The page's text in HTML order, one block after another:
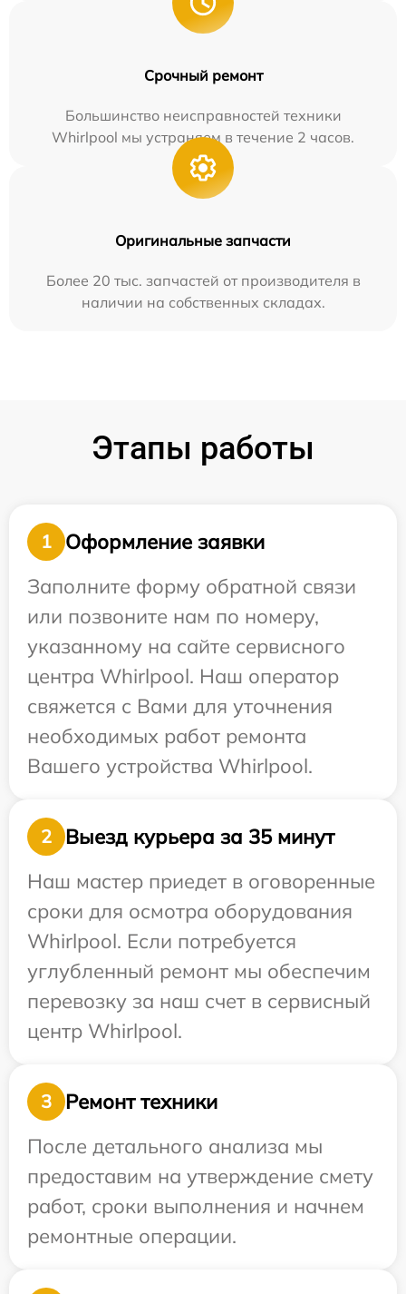
Срочный ремонт
Большинство неисправностей техники
Whirlpool мы устраняем в течение 2 часов.
Оригинальные запчасти
Более 20 тыс. запчастей от производителя в
наличии на собственных складах.
Этапы работы
1
Оформление заявки
Заполните форму обратной связи
или позвоните нам по номеру,
указанному на сайте сервисного
центра Whirlpool. Наш оператор
свяжется с Вами для уточнения
необходимых работ ремонта
Вашего устройства Whirlpool.
2
Выезд курьера за 35 минут
Наш мастер приедет в оговоренные
сроки для осмотра оборудования
Whirlpool. Если потребуется
углубленный ремонт мы обеспечим
перевозку за наш счет в сервисный
центр Whirlpool.
3
Ремонт техники
После детального анализа мы
предоставим на утверждение смету
работ, сроки выполнения и начнем
ремонтные операции.